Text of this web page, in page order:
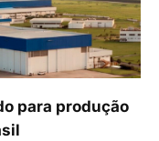
para produção